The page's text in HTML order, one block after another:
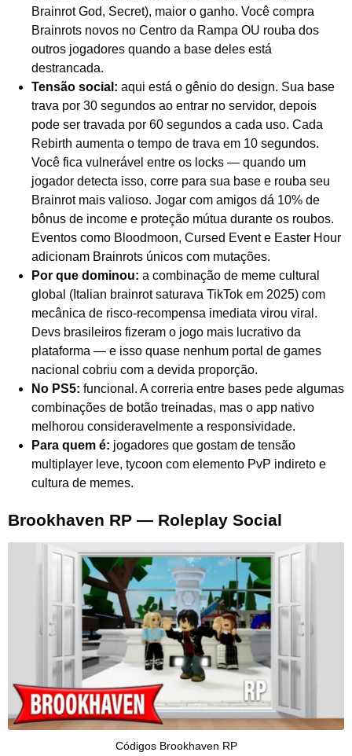
Brainrot God, Secret), maior o ganho. Você compra
Brainrots novos no Centro da Rampa OU rouba dos
outros jogadores quando a base deles está
destrancada.
Tensão social: aqui está o gênio do design. Sua base
trava por 30 segundos ao entrar no servidor, depois
pode ser travada por 60 segundos a cada uso. Cada
Rebirth aumenta o tempo de trava em 10 segundos.
Você fica vulnerável entre os locks — quando um
jogador detecta isso, corre para sua base e rouba seu
Brainrot mais valioso. Jogar com amigos dá 10% de
bônus de income e proteção mútua durante os roubos.
Eventos como Bloodmoon, Cursed Event e Easter Hour
adicionam Brainrots únicos com mutações.
Por que dominou: a combinação de meme cultural
global (Italian brainrot saturava TikTok em 2025) com
mecânica de risco-recompensa imediata virou viral.
Devs brasileiros fizeram o jogo mais lucrativo da
plataforma — e isso quase nenhum portal de games
nacional cobriu com a devida proporção.
No PS5: funcional. A correria entre bases pede algumas
combinações de botão treinadas, mas o app nativo
melhorou consideravelmente a responsividade.
Para quem é: jogadores que gostam de tensão
multiplayer leve, tycoon com elemento PvP indireto e
cultura de memes.
Brookhaven RP — Roleplay Social
Códigos Brookhaven RP